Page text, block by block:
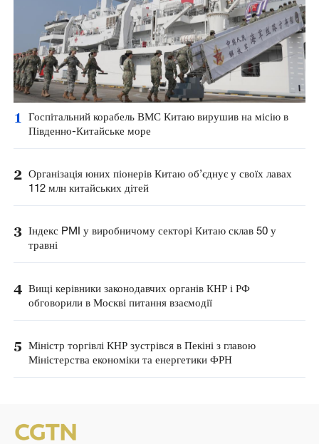
1
Госпітальний корабель ВМС Китаю вирушив на місію в
Південно-Китайське море
2 Організація юних піонерів Китаю об’єднує у своїх лавах
112 млн китайських дітей
3 Індекс PMI у виробничому секторі Китаю склав 50 у
травні
4 Вищі керівники законодавчих органів КНР і РФ
обговорили в Москві питання взаємодії
5 Міністр торгівлі КНР зустрівся в Пекіні з главою
Міністерства економіки та енергетики ФРН